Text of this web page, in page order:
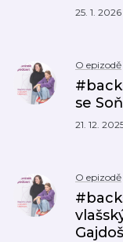
25. 1. 2026
O epizodě
se
21. 12.
O epizodě